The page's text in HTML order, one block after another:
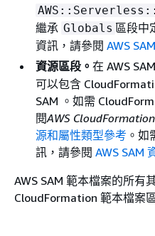
繼承 Globals 區段中
資訊，請參閱 AWS
資源區段。 在 AWS
可以包含
SAM 。如需
閱AWS
源和屬性類型參考 。如
訊，請參閱 AWS SAM
AWS SAM 範本檔案的所有
CloudFormation 範本檔案